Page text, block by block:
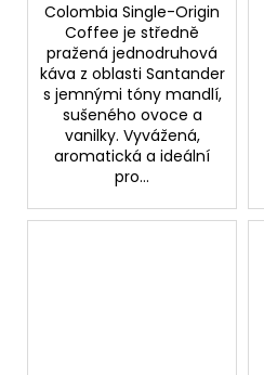
Colombia Single-Origin
Coffee je středně
pražená jednodruhová
káva z oblasti Santander
s jemnými tóny mandlí,
sušeného ovoce a
vanilky. Vyvážená,
aromatická a ideální
pro...